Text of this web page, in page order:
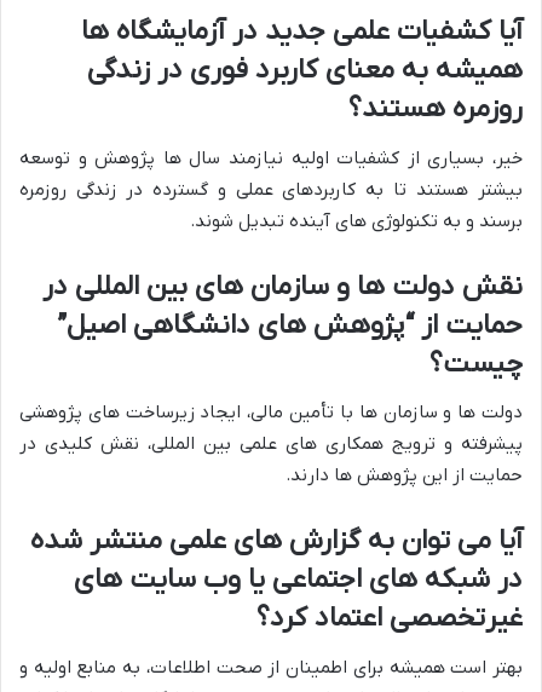
آیا کشفیات علمی جدید در آزمایشگاه ها
همیشه به معنای کاربرد فوری در زندگی
روزمره هستند؟
خیر، بسیاری از کشفیات اولیه نیازمند سال ها پژوهش و توسعه
بیشتر هستند تا به کاربردهای عملی و گسترده در زندگی روزمره
برسند و به تکنولوژی های آینده تبدیل شوند.
نقش دولت ها و سازمان های بین المللی در
حمایت از “پژوهش های دانشگاهی اصیل”
چیست؟
دولت ها و سازمان ها با تأمین مالی، ایجاد زیرساخت های پژوهشی
پیشرفته و ترویج همکاری های علمی بین المللی، نقش کلیدی در
حمایت از این پژوهش ها دارند.
آیا می توان به گزارش های علمی منتشر شده
در شبکه های اجتماعی یا وب سایت های
غیرتخصصی اعتماد کرد؟
بهتر است همیشه برای اطمینان از صحت اطلاعات، به منابع اولیه و